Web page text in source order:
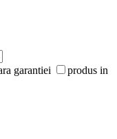
garantiei
produs in